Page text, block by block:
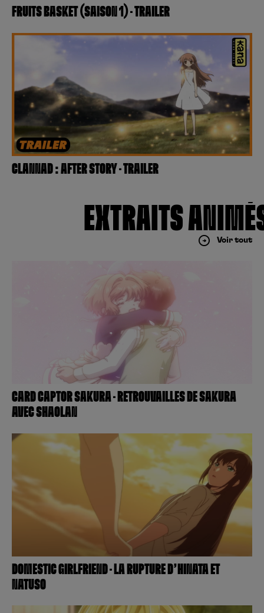
FRUITS BASKET (SAISON 1) – TRAILER
CLANNAD : AFTER STORY – TRAILER
EXTRAITS
Voir tout
CARD CAPTOR SAKURA – RETROUVAILLES DE SAKURA
AVEC SHAOLAN
DOMESTIC GIRLFRIEND – LA RUPTURE D’HINATA ET
NATUSO